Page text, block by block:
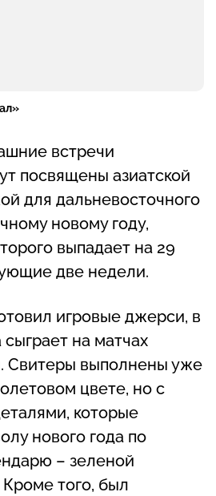
встречи
посвящены азиатской
для дальневосточного
новому году,
выпадает на 29
две недели.
игровые джерси, в
на матчах
Свитеры выполнены уже
цвете, но с
которые
нового года по
– зеленой
того, был